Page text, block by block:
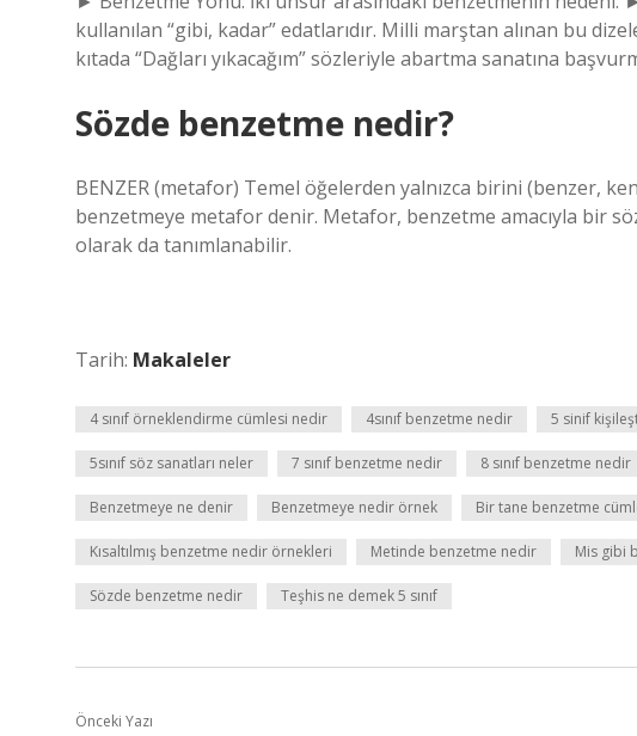
kullanılan “gibi, kadar” edatlarıdır. Milli marştan alınan bu
kıtada “Dağları yıkacağım” sözleriyle abartma sanatına
Sözde benzetme nedir?
BENZER (metafor) Temel öğelerden yalnızca birini (benzer,
benzetmeye metafor denir. Metafor, benzetme amacıyla bir
olarak da tanımlanabilir.
Tarih: Makaleler
4 sınıf örneklendirme cümlesi nedir 4sınıf benzetme nedir 5 sinif
5sınıf söz sanatları neler 7 sınıf benzetme nedir 8 sınıf benzetme nedir
Benzetmeye ne denir Benzetmeye nedir örnek Bir tane benzetme
Kısaltılmış benzetme nedir örnekleri Metinde benzetme nedir Mis gibi
Sözde benzetme nedir Teşhis ne demek 5 sınıf
Önceki Yazı